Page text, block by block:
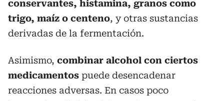
conservantes, histamina, granos como
trigo, maíz o centeno, y otras sustancias
derivadas de la fermentación.
Asimismo, combinar alcohol con ciertos
medicamentos puede desencadenar
reacciones adversas. En casos poco